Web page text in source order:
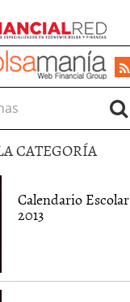
CATEGORÍA
Calendario Escolar
2013